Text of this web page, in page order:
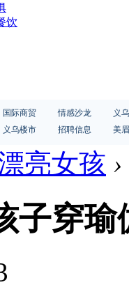
饮
国际商贸 情感沙龙
义
义乌楼市 招聘信息 美
亮女孩 ›
子穿瑜